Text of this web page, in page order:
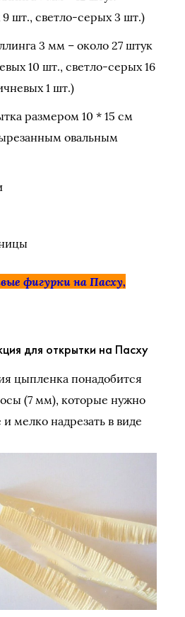
шт., светло-серых 3 шт.)
3 мм – около 27 штук
10 шт., светло-серых 16
1 шт.)
размером 10 * 15 см
овальным
фигурки на Пасху,
для открытки на Пасху
цыпленка понадобится
(7 мм), которые нужно
мелко надрезать в виде